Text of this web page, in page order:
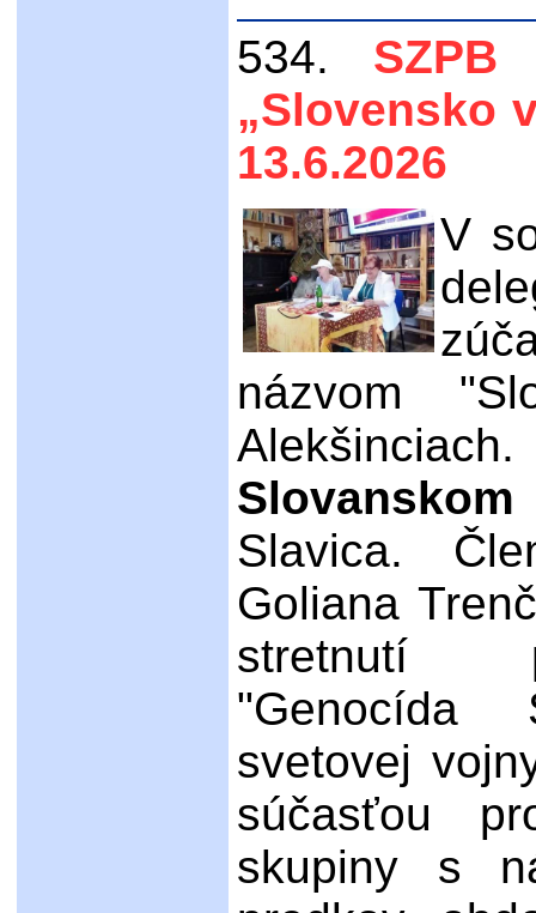
534.
„Slovensko
13.6.2026
V
názvom
Slovanskom
Slavica.
Goliana
stretnutí
"Genocída
svetovej
súčasťou
skupiny s